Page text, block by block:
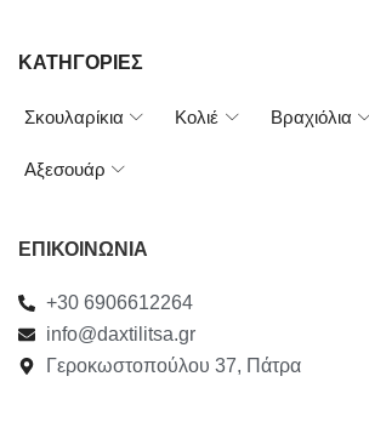
ΚΑΤΗΓΟΡΙΕΣ
Σκουλαρίκια Κολιέ Βραχιόλια
Αξεσουάρ
ΕΠΙΚΟΙΝΩΝΙΑ
+30 6906612264
info@daxtilitsa.gr
Γεροκωστοπούλου 37, Πάτρα